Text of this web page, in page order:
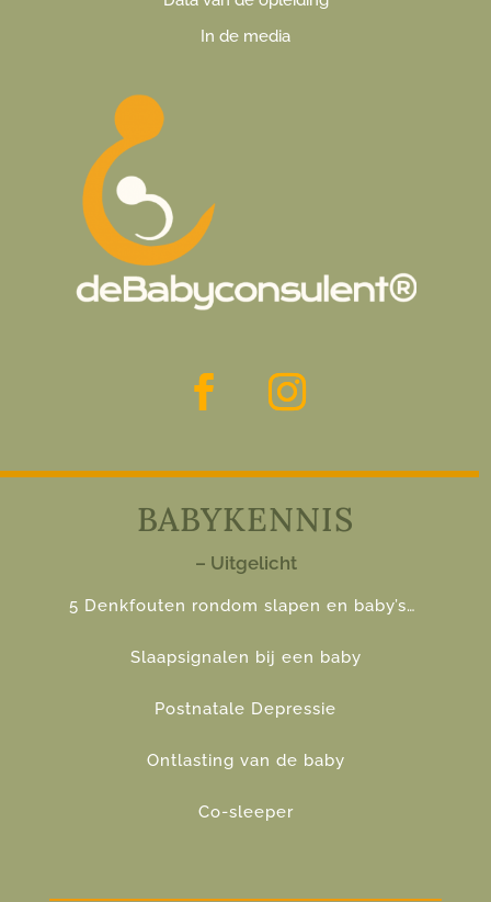
In de media
BABYKENNIS
– Uitgelicht
5 Denkfouten rondom slapen en baby’s…
Slaapsignalen bij een baby
Postnatale Depressie
Ontlasting van de baby
Co-sleeper